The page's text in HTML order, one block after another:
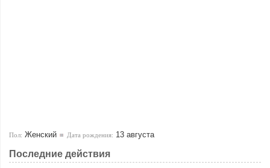
Пол: Женский Дата рождения: 13 августа
Последние действия